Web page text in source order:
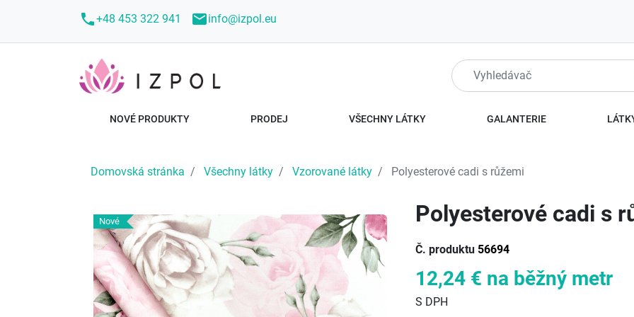
call+48 453 322 941 mailinfo@izpol.eu
NOVÉ PRODUKTY PRODEJ VŠECHNY LÁTKY GALANTERIE
Domovská stránka Všechny látky Vzorované látky Polyesterové cadi s růžemi
Nové Polyesterové cadi s
Č. produktu 56694
12,24 € na běžný metr
S DPH